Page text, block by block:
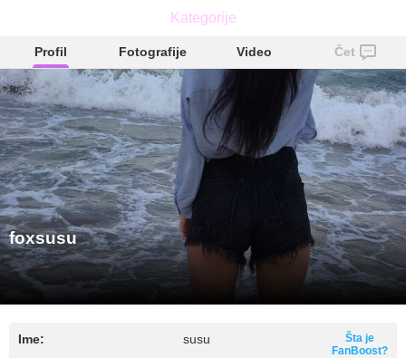
foxsusu
Profil Fotografije Video Čet
foxsusu
Ime: susu
Šta je
FanBoost?
Kategorije